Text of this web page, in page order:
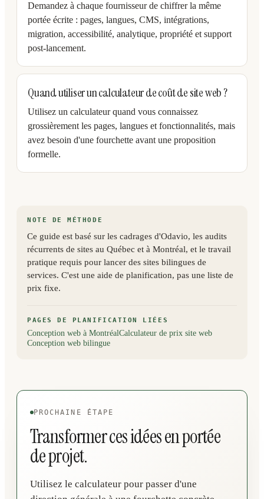
Demandez à chaque fournisseur de chiffrer la même
portée écrite : pages, langues, CMS, intégrations,
migration, accessibilité, analytique, propriété et support
post-lancement.
Quand utiliser un calculateur de coût de site web ?
Utilisez un calculateur quand vous connaissez
grossièrement les pages, langues et fonctionnalités, mais
avez besoin d'une fourchette avant une proposition
formelle.
NOTE DE MÉTHODE
Ce guide est basé sur les cadrages d'Odavio, les audits
récurrents de sites au Québec et à Montréal, et le travail
pratique requis pour lancer des sites bilingues de
services. C'est une aide de planification, pas une liste de
prix fixe.
PAGES DE PLANIFICATION LIÉES
Conception web à MontréalCalculateur de prix site web
Conception web bilingue
PROCHAINE ÉTAPE
Transformer ces idées en portée
de projet.
Utilisez le calculateur pour passer d'une